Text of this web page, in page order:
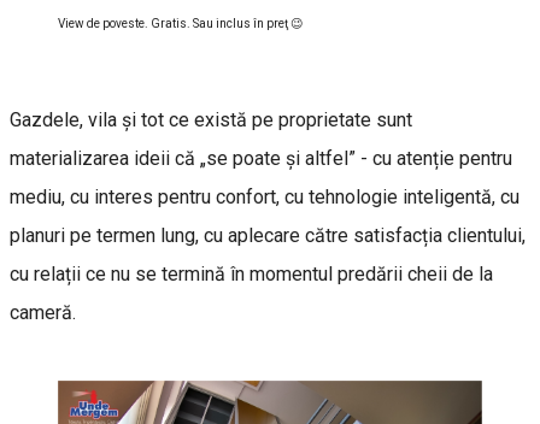
View de poveste. Gratis. Sau inclus în preţ 😉
Gazdele, vila și tot ce există pe proprietate sunt
materializarea ideii că „se poate și altfel” - cu atenție pentru
mediu, cu interes pentru confort, cu tehnologie inteligentă, cu
planuri pe termen lung, cu aplecare către satisfacția clientului,
cu relații ce nu se termină în momentul predării cheii de la
cameră.